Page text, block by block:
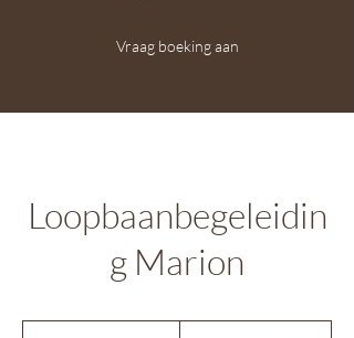
Vraag boeking aan
Loopbaanbegeleidin
g Marion